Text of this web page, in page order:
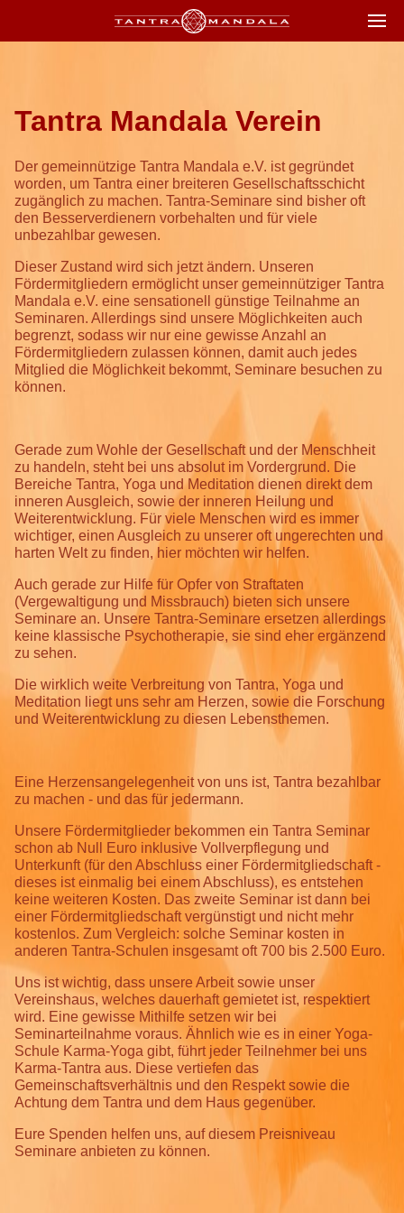
Tantra Mandala Verein
Der gemeinnützige Tantra Mandala e.V. ist gegründet
worden, um Tantra einer breiteren Gesellschaftsschicht
zugänglich zu machen. Tantra-Seminare sind bisher oft
den Besserverdienern vorbehalten und für viele
unbezahlbar gewesen.
Dieser Zustand wird sich jetzt ändern. Unseren
Fördermitgliedern ermöglicht unser gemeinnütziger Tantra
Mandala e.V. eine sensationell günstige Teilnahme an
Seminaren. Allerdings sind unsere Möglichkeiten auch
begrenzt, sodass wir nur eine gewisse Anzahl an
Fördermitgliedern zulassen können, damit auch jedes
Mitglied die Möglichkeit bekommt, Seminare besuchen zu
können.
Gerade zum Wohle der Gesellschaft und der Menschheit
zu handeln, steht bei uns absolut im Vordergrund. Die
Bereiche Tantra, Yoga und Meditation dienen direkt dem
inneren Ausgleich, sowie der inneren Heilung und
Weiterentwicklung. Für viele Menschen wird es immer
wichtiger, einen Ausgleich zu unserer oft ungerechten und
harten Welt zu finden, hier möchten wir helfen.
Auch gerade zur Hilfe für Opfer von Straftaten
(Vergewaltigung und Missbrauch) bieten sich unsere
Seminare an. Unsere Tantra-Seminare ersetzen allerdings
keine klassische Psychotherapie, sie sind eher ergänzend
zu sehen.
Die wirklich weite Verbreitung von Tantra, Yoga und
Meditation liegt uns sehr am Herzen, sowie die Forschung
und Weiterentwicklung zu diesen Lebensthemen.
Eine Herzensangelegenheit von uns ist, Tantra bezahlbar
zu machen - und das für jedermann.
Unsere Fördermitglieder bekommen ein Tantra Seminar
schon ab Null Euro inklusive Vollverpflegung und
Unterkunft (für den Abschluss einer Fördermitgliedschaft -
dieses ist einmalig bei einem Abschluss), es entstehen
keine weiteren Kosten. Das zweite Seminar ist dann bei
einer Fördermitgliedschaft vergünstigt und nicht mehr
kostenlos. Zum Vergleich: solche Seminar kosten in
anderen Tantra-Schulen insgesamt oft 700 bis 2.500 Euro.
Uns ist wichtig, dass unsere Arbeit sowie unser
Vereinshaus, welches dauerhaft gemietet ist, respektiert
wird. Eine gewisse Mithilfe setzen wir bei
Seminarteilnahme voraus. Ähnlich wie es in einer Yoga-
Schule Karma-Yoga gibt, führt jeder Teilnehmer bei uns
Karma-Tantra aus. Diese vertiefen das
Gemeinschaftsverhältnis und den Respekt sowie die
Achtung dem Tantra und dem Haus gegenüber.
Eure Spenden helfen uns, auf diesem Preisniveau
Seminare anbieten zu können.